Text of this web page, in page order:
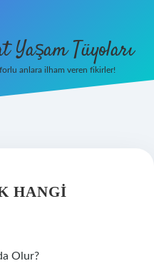
Yaşam Tüyoları
anlara ilham veren fikirler!
HANGI
Olur?